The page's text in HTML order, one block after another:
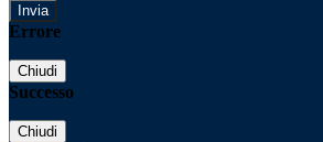
Errore
Chiudi
Successo
Chiudi